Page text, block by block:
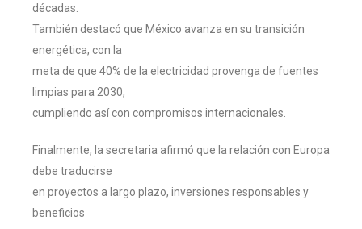
décadas.
También destacó que México avanza en su transición
energética, con la
meta de que 40% de la electricidad provenga de fuentes
limpias para 2030,
cumpliendo así con compromisos internacionales.
Finalmente, la secretaria afirmó que la relación con Europa
debe traducirse
en proyectos a largo plazo, inversiones responsables y
beneficios